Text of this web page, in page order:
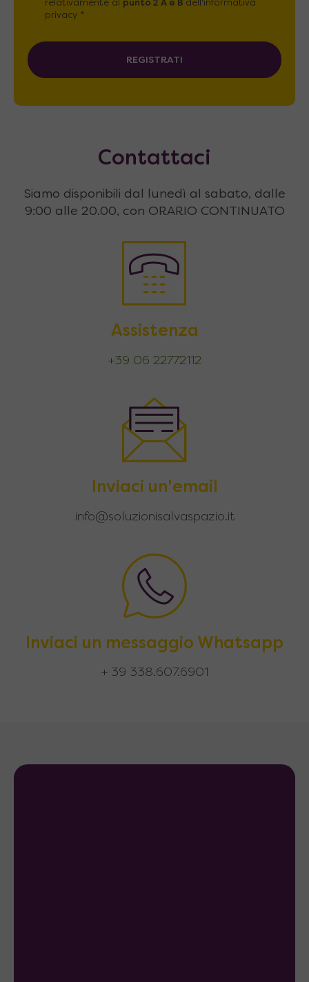
relativamente al punto 2 A e B dell'informativa
privacy *
REGISTRATI
Contattaci
Siamo disponibili dal lunedì al sabato, dalle
9:00 alle 20.00, con ORARIO CONTINUATO
Assistenza
+39 06 22772112
Inviaci un'email
info@soluzionisalvaspazio.it
Inviaci un messaggio Whatsapp
+ 39 338.607.6901